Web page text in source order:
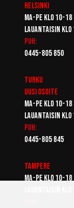
Helsinki
Ma-pe klo 10-18
Lauantaisin klo
Puh:
0445-805 850
Turku
Uusi osoite
Ma-pe klo 10-18
Lauantaisin klo
Puh:
0445-805 845
Tampere
Ma-pe klo 10-18